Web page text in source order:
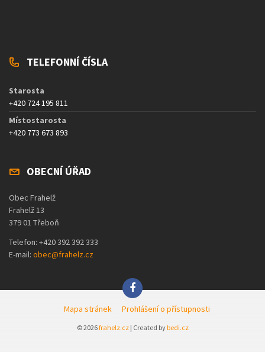
TELEFONNÍ ČÍSLA
Starosta
+420 724 195 811
Místostarosta
+420 773 673 893
OBECNÍ ÚŘAD
Obec Frahelž
Frahelž 13
379 01 Třeboň
Telefon: +420 392 392 333
E-mail: obec@frahelz.cz
Mapa stránek Prohlášení o přístupnosti
© 2026frahelz.cz| Created bybedi.cz